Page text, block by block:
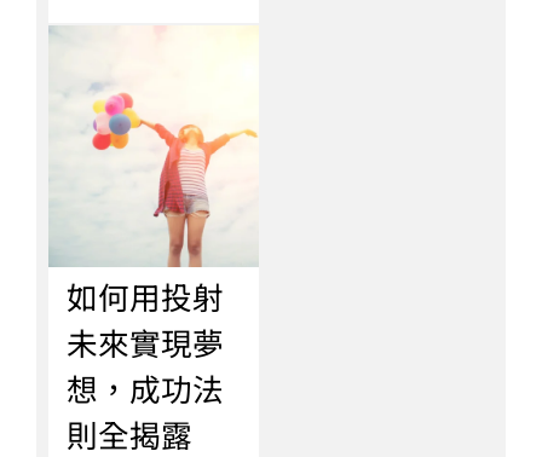
如何用投射
未來實現夢
想，成功法
則全揭露